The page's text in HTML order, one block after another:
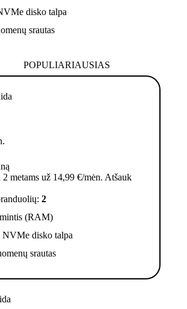
disko talpa
srautas
POPULIARIAUSIAS
2 metams už 14,99 €/mėn. Atšauk
2
(RAM)
NVMe disko talpa
srautas